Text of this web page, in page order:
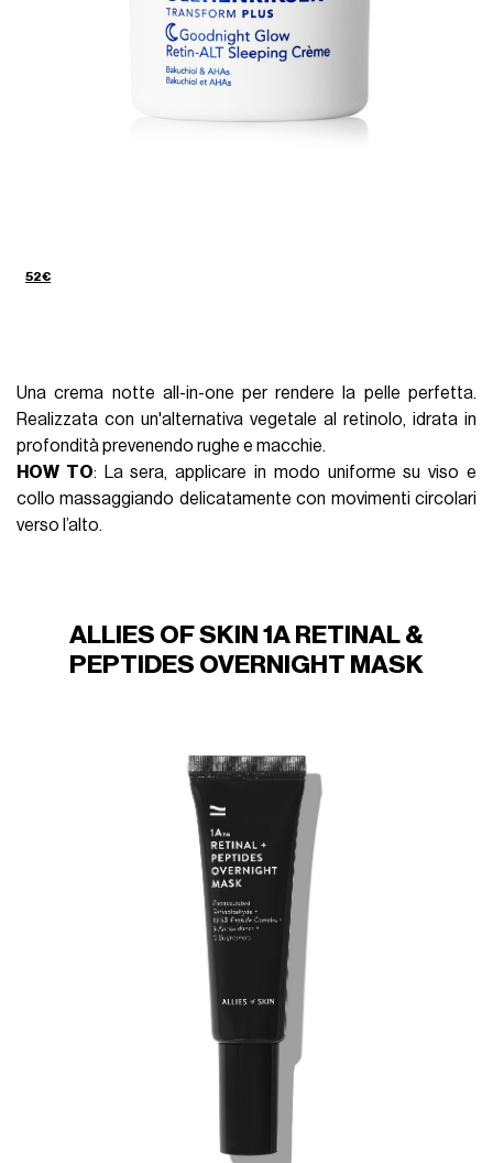
52€
Una crema notte all-in-one per rendere la pelle perfetta.
Realizzata con un'alternativa vegetale al retinolo, idrata in
profondità prevenendo rughe e macchie.
HOW TO: La sera, applicare in modo uniforme su viso e
collo massaggiando delicatamente con movimenti circolari
verso l’alto.
ALLIES OF SKIN 1A RETINAL &
PEPTIDES OVERNIGHT MASK